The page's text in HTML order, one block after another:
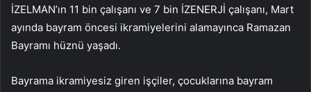
İZELMAN’ın 11 bin çalışanı ve 7 bin İZENERJİ çalışanı, Mart
ayında bayram öncesi ikramiyelerini alamayınca Ramazan
Bayramı hüznü yaşadı.
Bayrama ikramiyesiz giren işçiler, çocuklarına bayram